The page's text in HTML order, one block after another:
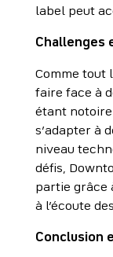
label peut
Challenges
Comme tout
faire face à
étant
s’adapter à
niveau
défis,
partie grâce
à l’écoute
Conclusion